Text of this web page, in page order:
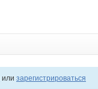
или зарегистрироваться